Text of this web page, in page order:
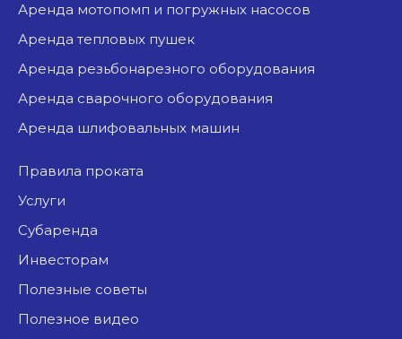
аренда мотопомп и погружных насосов
аренда тепловых пушек
аренда резьбонарезного оборудования
аренда сварочного оборудования
аренда шлифовальных машин
Правила проката
Услуги
Субаренда
Инвесторам
Полезные советы
Полезное видео